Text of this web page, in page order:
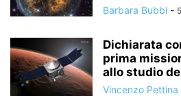
Barbara Bubbi -
Dichiarata
prima
allo studio
Vincenzo Pettina